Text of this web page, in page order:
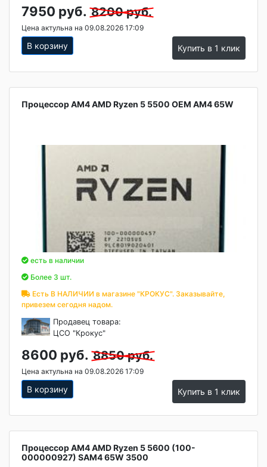
7950 руб. 8200 руб.
Цена актульна на 09.08.2026 17:09
В корзину Купить в 1 клик
Процессор AM4 AMD Ryzen 5 5500 OEM AM4 65W
есть в наличии
Более 3 шт.
Есть В НАЛИЧИИ в магазине "КРОКУС". Заказывайте,
привезем сегодня надом.
Продавец товара:
ЦСО "Крокус"
8600 руб. 8850 руб.
Цена актульна на 09.08.2026 17:09
В корзину Купить в 1 клик
Процессор AM4 AMD Ryzen 5 5600 (100-
000000927) SAM4 65W 3500